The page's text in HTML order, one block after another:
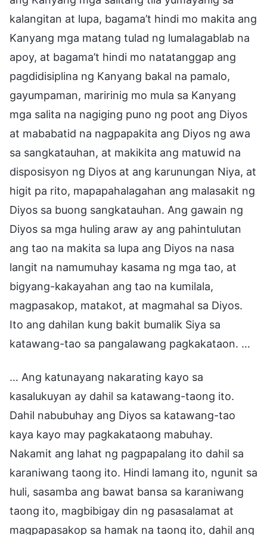
kalangitan at lupa, bagama’t hindi mo makita ang
Kanyang mga matang tulad ng lumalagablab na
apoy, at bagama’t hindi mo natatanggap ang
pagdidisiplina ng Kanyang bakal na pamalo,
gayumpaman, maririnig mo mula sa Kanyang
mga salita na nagiging puno ng poot ang Diyos
at mababatid na nagpapakita ang Diyos ng awa
sa sangkatauhan, at makikita ang matuwid na
disposisyon ng Diyos at ang karunungan Niya, at
higit pa rito, mapapahalagahan ang malasakit ng
Diyos sa buong sangkatauhan. Ang gawain ng
Diyos sa mga huling araw ay ang pahintulutan
ang tao na makita sa lupa ang Diyos na nasa
langit na namumuhay kasama ng mga tao, at
bigyang-kakayahan ang tao na kumilala,
magpasakop, matakot, at magmahal sa Diyos.
Ito ang dahilan kung bakit bumalik Siya sa
katawang-tao sa pangalawang pagkakataon. …
… Ang katunayang nakarating kayo sa
kasalukuyan ay dahil sa katawang-taong ito.
Dahil nabubuhay ang Diyos sa katawang-tao
kaya kayo may pagkakataong mabuhay.
Nakamit ang lahat ng pagpapalang ito dahil sa
karaniwang taong ito. Hindi lamang ito, ngunit sa
huli, sasamba ang bawat bansa sa karaniwang
taong ito, magbibigay din ng pasasalamat at
magpapasakop sa hamak na taong ito, dahil ang